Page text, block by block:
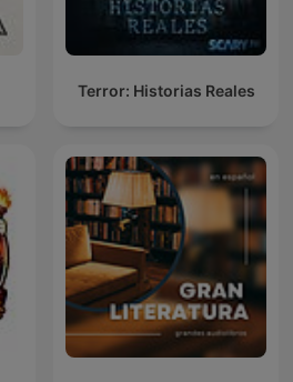
Terror: Historias Reales